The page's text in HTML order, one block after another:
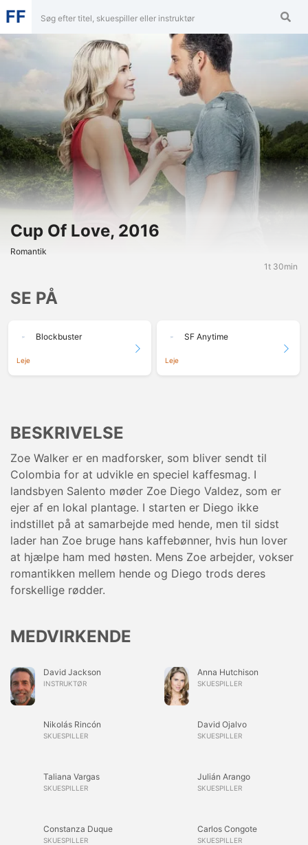
FF
Cup Of Love, 2016
Romantik
1t 30min
SE PÅ
Blockbuster
Leje
SF Anytime
Leje
BESKRIVELSE
Zoe Walker er en madforsker, som bliver sendt til
Colombia for at udvikle en speciel kaffesmag. I
landsbyen Salento møder Zoe Diego Valdez, som er
ejer af en lokal plantage. I starten er Diego ikke
indstillet på at samarbejde med hende, men til sidst
lader han Zoe bruge hans kaffebønner, hvis hun lover
at hjælpe ham med høsten. Mens Zoe arbejder, vokser
romantikken mellem hende og Diego trods deres
forskellige rødder.
MEDVIRKENDE
David Jackson
INSTRUKTØR
Anna Hutchison
SKUESPILLER
Nikolás Rincón
SKUESPILLER
David Ojalvo
SKUESPILLER
Taliana Vargas
SKUESPILLER
Julián Arango
SKUESPILLER
Constanza Duque
SKUESPILLER
Carlos Congote
SKUESPILLER